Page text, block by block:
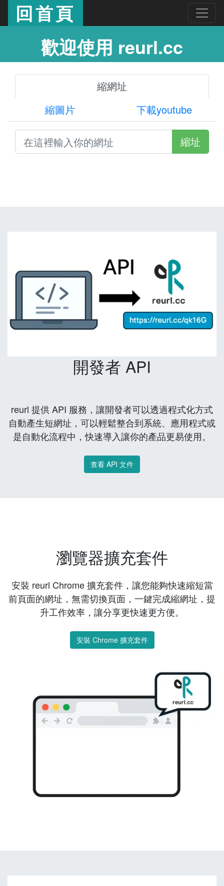
回首頁
歡迎使用 reurl.cc
縮網址
縮圖片
下載youtube
縮址
開發者 API
reurl 提供 API 服務，讓開發者可以透過程式化方式
自動產生短網址，可以輕鬆整合到系統、應用程式或
是自動化流程中，快速導入讓你的產品更易使用。
查看 API 文件
瀏覽器擴充套件
安裝 reurl Chrome 擴充套件，讓您能夠快速縮短當
前頁面的網址，無需切換頁面，一鍵完成縮網址，提
升工作效率，讓分享更快速更方便。
安裝 Chrome 擴充套件